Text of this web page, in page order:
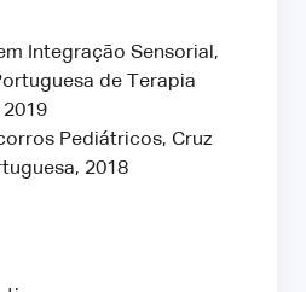
Integração Sensorial,
de Terapia
Pediátricos, Cruz
2018